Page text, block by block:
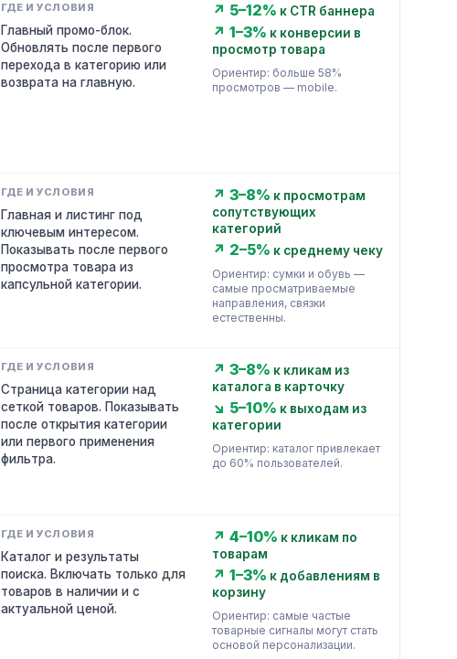
Главный промо-блок.
Обновлять после первого
перехода в категорию или
возврата на главную.
↗ 5–12% к CTR баннера
↗ 1–3% к конверсии в
просмотр товара
Ориентир: больше 58%
просмотров — mobile.
Главная и листинг под
ключевым интересом.
Показывать после первого
просмотра товара из
капсульной категории.
↗ 3–8% к просмотрам
сопутствующих
категорий
↗ 2–5% к среднему чеку
Ориентир: сумки и обувь —
самые просматриваемые
направления, связки
естественны.
Страница категории над
сеткой товаров. Показывать
после открытия категории
или первого применения
фильтра.
↗ 3–8% к кликам из
каталога в карточку
↘ 5–10% к выходам из
категории
Ориентир: каталог привлекает
до 60% пользователей.
Каталог и результаты
поиска. Включать только для
товаров в наличии и с
актуальной ценой.
↗ 4–10% к кликам по
товарам
↗ 1–3% к добавлениям в
корзину
Ориентир: самые частые
товарные сигналы могут стать
основой персонализации.